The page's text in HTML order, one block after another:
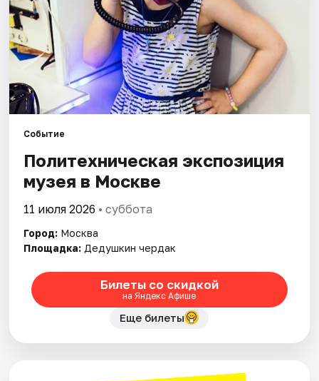
Квесты
Экскурсии
Спорт
События
Города
Площадки
Рейтинги
Событие
Политехническая экспозиция
музея в Москве
11 июля 2026 • суббота
Город: Москва
Площадка: Дедушкин чердак
Билеты со скидкой
на Яндекс Афише
Еще билеты